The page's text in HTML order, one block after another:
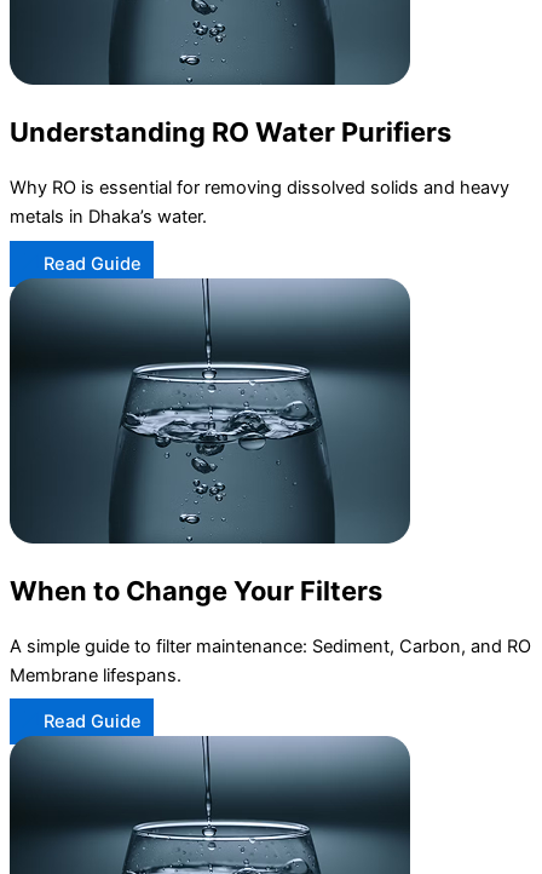
Understanding RO Water Purifiers
Why RO is essential for removing dissolved solids and heavy
metals in Dhaka’s water.
Read Guide
When to Change Your Filters
A simple guide to filter maintenance: Sediment, Carbon, and RO
Membrane lifespans.
Read Guide